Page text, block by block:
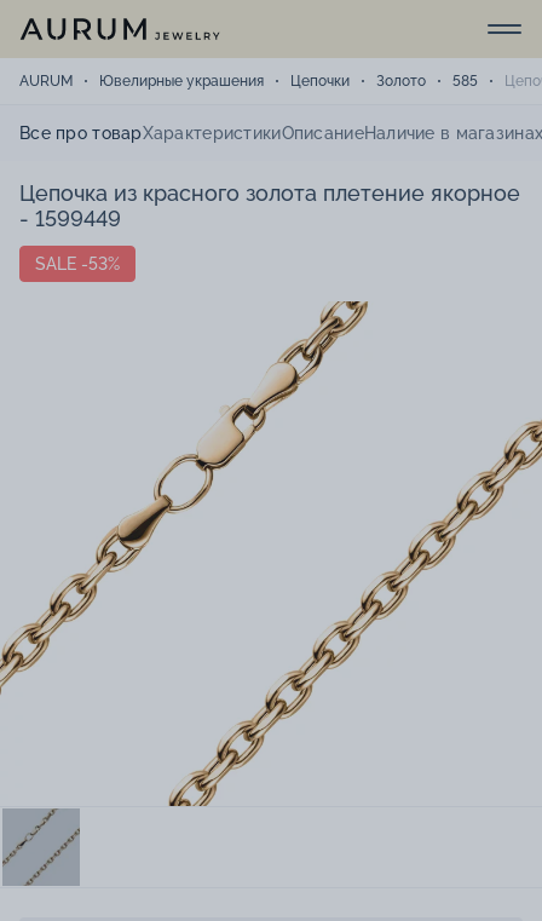
AURUM Ювелирные украшения Цепочки Золото 585
Все про товарХарактеристикиОписаниеНаличие в
Цепочка из красного золота плетение якорное
- 1599449
SALE -53%